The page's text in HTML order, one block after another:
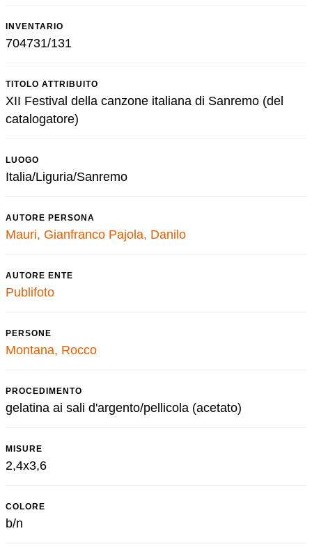
INVENTARIO
704731/131
TITOLO ATTRIBUITO
XII Festival della canzone italiana di Sanremo (del
catalogatore)
LUOGO
Italia/Liguria/Sanremo
AUTORE PERSONA
Mauri, Gianfranco Pajola, Danilo
AUTORE ENTE
Publifoto
PERSONE
Montana, Rocco
PROCEDIMENTO
gelatina ai sali d'argento/pellicola (acetato)
MISURE
2,4x3,6
COLORE
b/n